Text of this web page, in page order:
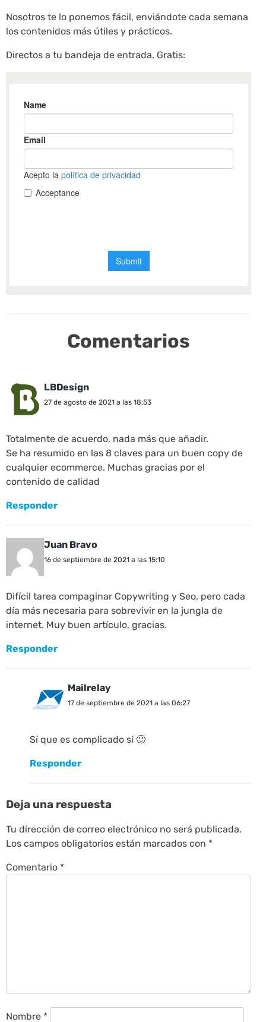
Nosotros te lo ponemos fácil, enviándote cada semana
los contenidos más útiles y prácticos.
Directos a tu bandeja de entrada. Gratis:
Comentarios
LBDesign
27 de agosto de 2021 a las 18:53
Totalmente de acuerdo, nada más que añadir.
Se ha resumido en las 8 claves para un buen copy de
cualquier ecommerce. Muchas gracias por el
contenido de calidad
Responder
Juan Bravo
16 de septiembre de 2021 a las 15:10
Difícil tarea compaginar Copywriting y Seo, pero cada
día más necesaria para sobrevivir en la jungla de
internet. Muy buen artículo, gracias.
Responder
Mailrelay
17 de septiembre de 2021 a las 06:27
Sí que es complicado sí 🙂
Responder
Deja una respuesta
Tu dirección de correo electrónico no será publicada.
Los campos obligatorios están marcados con *
Comentario *
Nombre *